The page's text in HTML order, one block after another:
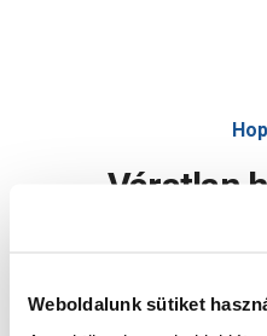
Weboldalunk sütiket
Váratlan